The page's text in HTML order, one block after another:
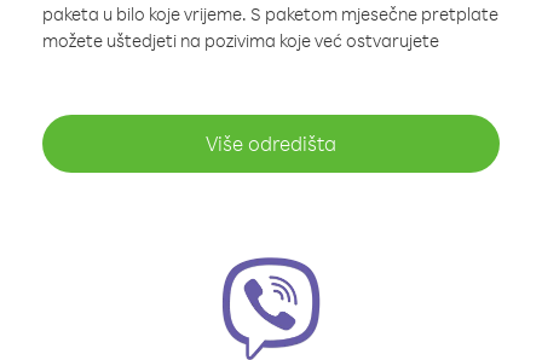
paketa u bilo koje vrijeme. S paketom mjesečne pretplate
možete uštedjeti na pozivima koje već ostvarujete
Više odredišta